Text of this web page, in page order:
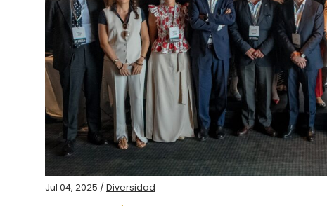
Jul 04, 2025 / Diversidad